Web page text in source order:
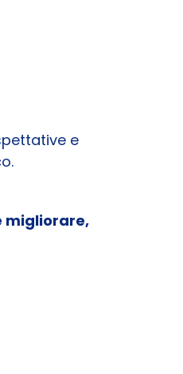
e
migliorare,